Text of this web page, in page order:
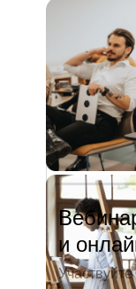
и
преподавать в
5 лет, я
Читать полностью